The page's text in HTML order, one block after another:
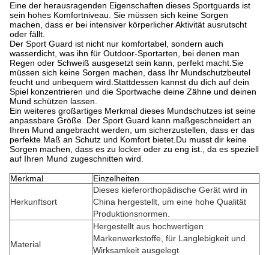
Eine der herausragenden Eigenschaften dieses Sportguards ist
sein hohes Komfortniveau. Sie müssen sich keine Sorgen
machen, dass er bei intensiver körperlicher Aktivität ausrutscht
oder fällt.
Der Sport Guard ist nicht nur komfortabel, sondern auch
wasserdicht, was ihn für Outdoor-Sportarten, bei denen man
Regen oder Schweiß ausgesetzt sein kann, perfekt macht.Sie
müssen sich keine Sorgen machen, dass Ihr Mundschutzbeutel
feucht und unbequem wird.Stattdessen kannst du dich auf dein
Spiel konzentrieren und die Sportwache deine Zähne und deinen
Mund schützen lassen.
Ein weiteres großartiges Merkmal dieses Mundschutzes ist seine
anpassbare Größe. Der Sport Guard kann maßgeschneidert an
Ihren Mund angebracht werden, um sicherzustellen, dass er das
perfekte Maß an Schutz und Komfort bietet.Du musst dir keine
Sorgen machen, dass es zu locker oder zu eng ist., da es speziell
auf Ihren Mund zugeschnitten wird.
Merkmal Einzelheiten
Herkunftsort
Dieses kieferorthopädische Gerät wird in
China hergestellt, um eine hohe Qualität
Produktionsnormen.
Material
Hergestellt aus hochwertigen
Markenwerkstoffe, für Langlebigkeit und
Wirksamkeit ausgelegt